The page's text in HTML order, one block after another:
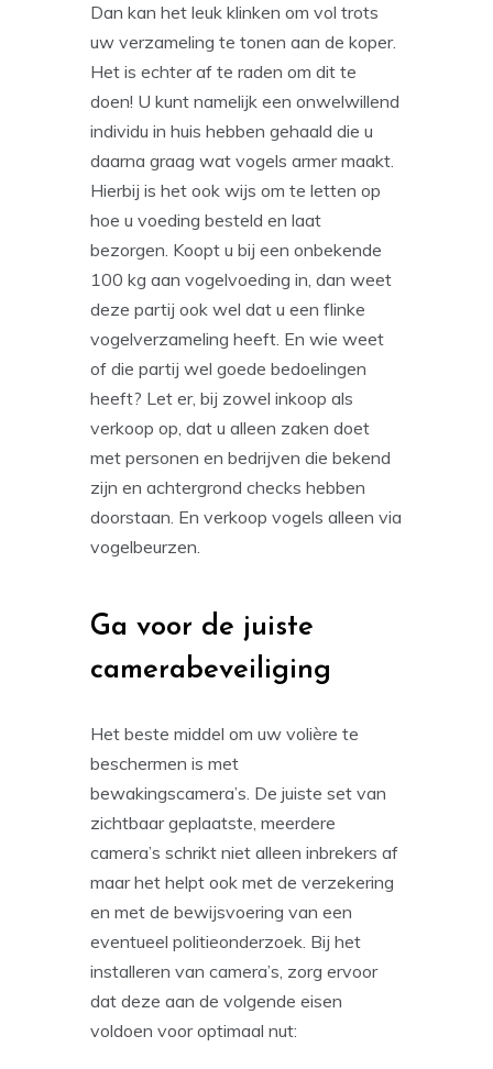
Dan kan het leuk klinken om vol trots
uw verzameling te tonen aan de koper.
Het is echter af te raden om dit te
doen! U kunt namelijk een onwelwillend
individu in huis hebben gehaald die u
daarna graag wat vogels armer maakt.
Hierbij is het ook wijs om te letten op
hoe u voeding besteld en laat
bezorgen. Koopt u bij een onbekende
100 kg aan vogelvoeding in, dan weet
deze partij ook wel dat u een flinke
vogelverzameling heeft. En wie weet
of die partij wel goede bedoelingen
heeft? Let er, bij zowel inkoop als
verkoop op, dat u alleen zaken doet
met personen en bedrijven die bekend
zijn en achtergrond checks hebben
doorstaan. En verkoop vogels alleen via
vogelbeurzen.
Ga voor de juiste
camerabeveiliging
Het beste middel om uw volière te
beschermen is met
bewakingscamera’s. De juiste set van
zichtbaar geplaatste, meerdere
camera’s schrikt niet alleen inbrekers af
maar het helpt ook met de verzekering
en met de bewijsvoering van een
eventueel politieonderzoek. Bij het
installeren van camera’s, zorg ervoor
dat deze aan de volgende eisen
voldoen voor optimaal nut: